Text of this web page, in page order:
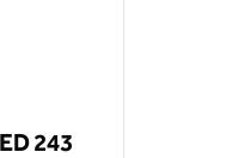
243